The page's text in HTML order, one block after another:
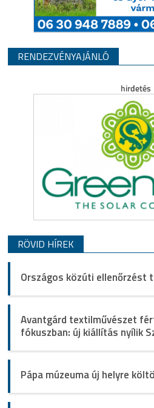
RENDEZVÉNYAJÁNLÓ
RÖVID HÍREK
Országos közúti ellenőrzést
Avantgárd textilművészet
fókuszban: új kiállítás nyílik
Pápa múzeuma új helyre